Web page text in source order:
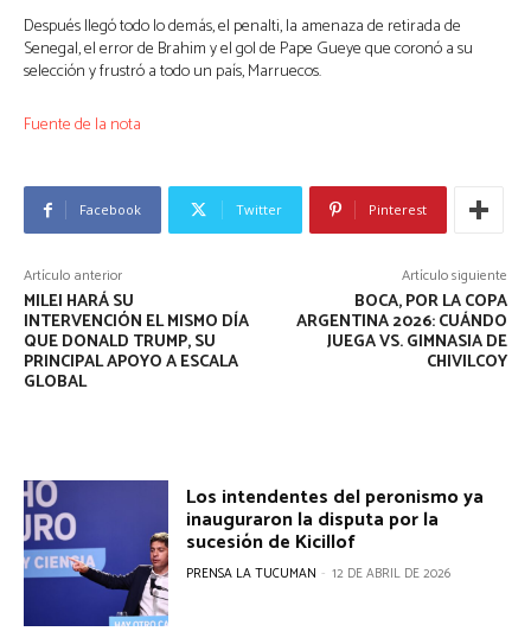
Después llegó todo lo demás, el penalti, la amenaza de retirada de
Senegal, el error de Brahim y el gol de Pape Gueye que coronó a su
selección y frustró a todo un país, Marruecos.
Fuente de la nota
Facebook Twitter Pinterest
Artículo anterior
MILEI HARÁ SU
INTERVENCIÓN EL MISMO DÍA
QUE DONALD TRUMP, SU
PRINCIPAL APOYO A ESCALA
GLOBAL
Artículo siguiente
BOCA, POR LA COPA
ARGENTINA 2026: CUÁNDO
JUEGA VS. GIMNASIA DE
CHIVILCOY
Los intendentes del peronismo ya
inauguraron la disputa por la
sucesión de Kicillof
PRENSA LA TUCUMAN - 12 DE ABRIL DE 2026